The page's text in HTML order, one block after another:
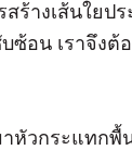
างเส้นใยปร
อน เราจึงต้
หัวกระแทก